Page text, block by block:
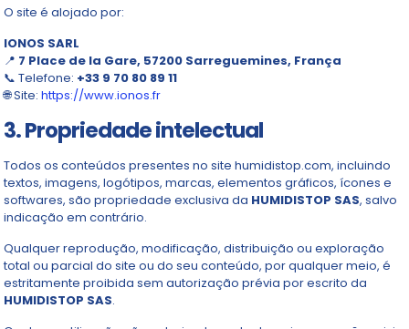
O site é alojado por:
IONOS SARL
📍 7 Place de la Gare, 57200 Sarreguemines, França
📞 Telefone: +33 9 70 80 89 11
🌐 Site:https://www.ionos.fr
3. Propriedade intelectual
Todos os conteúdos presentes no site humidistop.com, incluindo
textos, imagens, logótipos, marcas, elementos gráficos, ícones e
softwares, são propriedade exclusiva da HUMIDISTOP SAS, salvo
indicação em contrário.
Qualquer reprodução, modificação, distribuição ou exploração
total ou parcial do site ou do seu conteúdo, por qualquer meio, é
estritamente proibida sem autorização prévia por escrito da
HUMIDISTOP SAS.